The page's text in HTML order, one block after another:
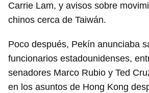
Carrie Lam, y avisos sobre
chinos cerca de Taiwán.
Poco después, Pekín anunciaba
funcionarios estadounidenses,
senadores Marco Rubio y Ted
en los asuntos de Hong Kong